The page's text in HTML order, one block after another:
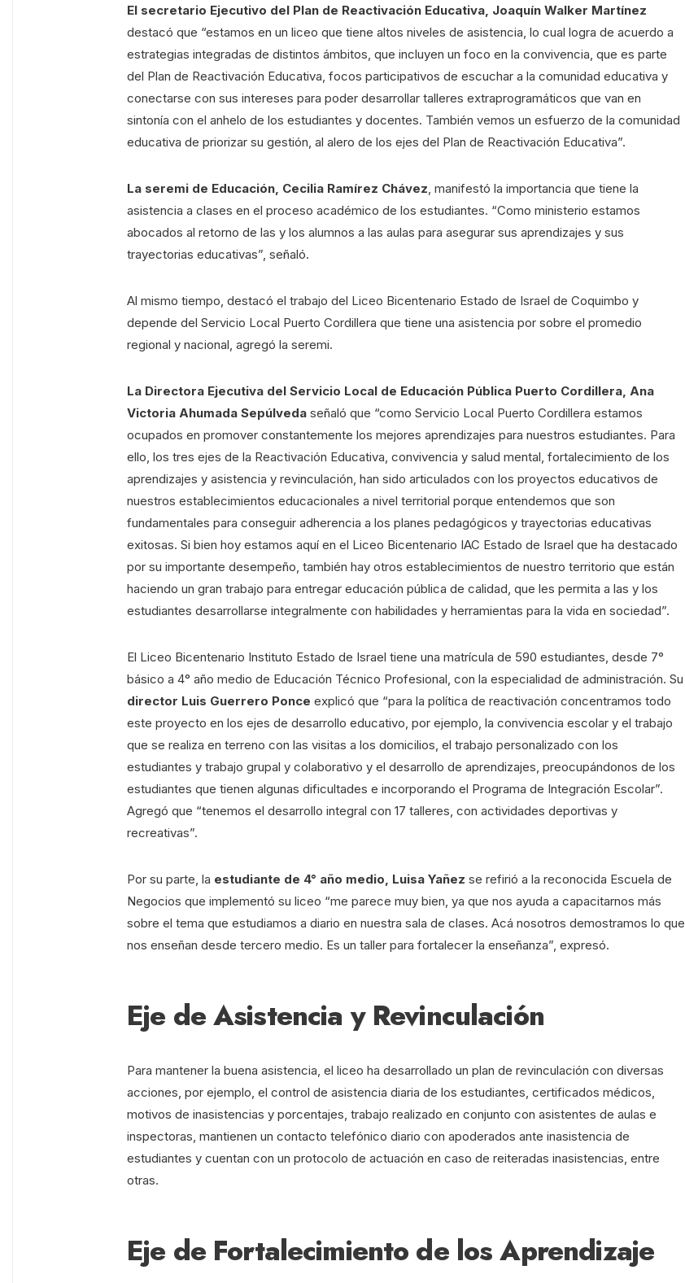
El secretario Ejecutivo del Plan de Reactivación Educativa, Joaquín Walker Martínez
destacó que “estamos en un liceo que tiene altos niveles de asistencia, lo cual logra de acuerdo a
estrategias integradas de distintos ámbitos, que incluyen un foco en la convivencia, que es parte
del Plan de Reactivación Educativa, focos participativos de escuchar a la comunidad educativa y
conectarse con sus intereses para poder desarrollar talleres extraprogramáticos que van en
sintonía con el anhelo de los estudiantes y docentes. También vemos un esfuerzo de la comunidad
educativa de priorizar su gestión, al alero de los ejes del Plan de Reactivación Educativa”.
La seremi de Educación, Cecilia Ramírez Chávez, manifestó la importancia que tiene la
asistencia a clases en el proceso académico de los estudiantes. “Como ministerio estamos
abocados al retorno de las y los alumnos a las aulas para asegurar sus aprendizajes y sus
trayectorias educativas”, señaló.
Al mismo tiempo, destacó el trabajo del Liceo Bicentenario Estado de Israel de Coquimbo y
depende del Servicio Local Puerto Cordillera que tiene una asistencia por sobre el promedio
regional y nacional, agregó la seremi.
La Directora Ejecutiva del Servicio Local de Educación Pública Puerto Cordillera, Ana
Victoria Ahumada Sepúlveda señaló que “como Servicio Local Puerto Cordillera estamos
ocupados en promover constantemente los mejores aprendizajes para nuestros estudiantes. Para
ello, los tres ejes de la Reactivación Educativa, convivencia y salud mental, fortalecimiento de los
aprendizajes y asistencia y revinculación, han sido articulados con los proyectos educativos de
nuestros establecimientos educacionales a nivel territorial porque entendemos que son
fundamentales para conseguir adherencia a los planes pedagógicos y trayectorias educativas
exitosas. Si bien hoy estamos aquí en el Liceo Bicentenario IAC Estado de Israel que ha destacado
por su importante desempeño, también hay otros establecimientos de nuestro territorio que están
haciendo un gran trabajo para entregar educación pública de calidad, que les permita a las y los
estudiantes desarrollarse integralmente con habilidades y herramientas para la vida en sociedad”.
El Liceo Bicentenario Instituto Estado de Israel tiene una matrícula de 590 estudiantes, desde 7°
básico a 4° año medio de Educación Técnico Profesional, con la especialidad de administración. Su
director Luis Guerrero Ponce explicó que “para la política de reactivación concentramos todo
este proyecto en los ejes de desarrollo educativo, por ejemplo, la convivencia escolar y el trabajo
que se realiza en terreno con las visitas a los domicilios, el trabajo personalizado con los
estudiantes y trabajo grupal y colaborativo y el desarrollo de aprendizajes, preocupándonos de los
estudiantes que tienen algunas dificultades e incorporando el Programa de Integración Escolar”.
Agregó que “tenemos el desarrollo integral con 17 talleres, con actividades deportivas y
recreativas”.
Por su parte, la estudiante de 4° año medio, Luisa Yañez se refirió a la reconocida Escuela de
Negocios que implementó su liceo “me parece muy bien, ya que nos ayuda a capacitarnos más
sobre el tema que estudiamos a diario en nuestra sala de clases. Acá nosotros demostramos lo que
nos enseñan desde tercero medio. Es un taller para fortalecer la enseñanza”, expresó.
Eje de Asistencia y Revinculación
Para mantener la buena asistencia, el liceo ha desarrollado un plan de revinculación con diversas
acciones, por ejemplo, el control de asistencia diaria de los estudiantes, certificados médicos,
motivos de inasistencias y porcentajes, trabajo realizado en conjunto con asistentes de aulas e
inspectoras, mantienen un contacto telefónico diario con apoderados ante inasistencia de
estudiantes y cuentan con un protocolo de actuación en caso de reiteradas inasistencias, entre
otras.
Eje de Fortalecimiento de los Aprendizaje